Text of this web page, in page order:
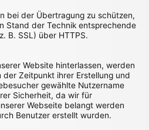
bei der Übertragung zu schützen,
Stand der Technik entsprechende
B. SSL) über HTTPS.
Website hinterlassen, werden
Zeitpunkt ihrer Erstellung und
gewählte Nutzername
Sicherheit, da wir für
Webseite belangt werden
Benutzer erstellt wurden.